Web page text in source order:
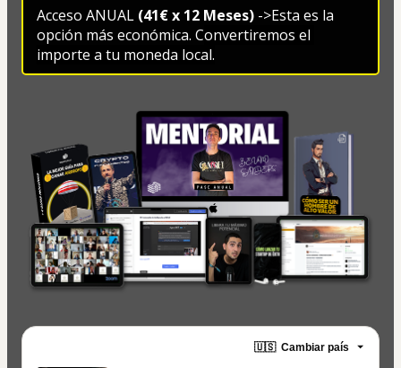
Acceso ANUAL (41€ x 12 Meses) ->Esta es la
opción más económica. Convertiremos el
importe a tu moneda local.
🇺🇸 Cambiar país